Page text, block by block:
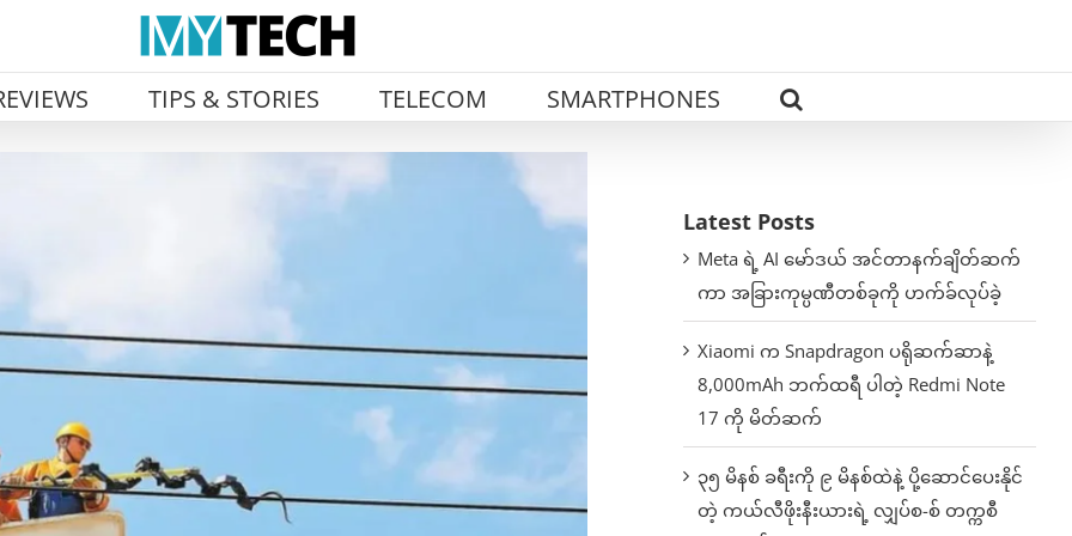
TIPS & STORIES TELECOM SMARTPHONES
Latest Posts
Meta ရဲ့ AI မော်ဒယ် အင်တာနက်ချိတ်ဆက်
ကာ အခြားကုမ္ပဏီတစ်ခုကို ဟက်ခ်လုပ်ခဲ့
Xiaomi က Snapdragon ပရိုဆက်ဆာနဲ့
8,000mAh ဘက်ထရီ ပါတဲ့ Redmi Note
17 ကို မိတ်ဆက်
၃၅ မိနစ် ခရီးကို ၉ မိနစ်ထဲနဲ့ ပို့ဆောင်ပေးနိုင်
တဲ့ ကယ်လီဖိုးနီးယားရဲ့ လျှပ်စ-စ် တက္ကစီ